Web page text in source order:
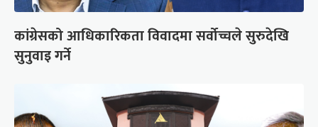
कांग्रेसको आधिकारिकता विवादमा सर्वोच्चले सुरुदेखि
सुनुवाइ गर्ने